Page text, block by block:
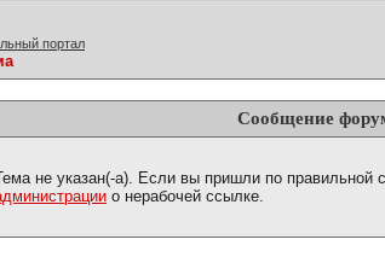
портал
Сообщение
не указан(-а). Если вы пришли по правильной
о нерабочей ссылке.